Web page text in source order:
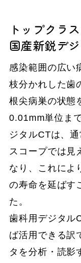
トップクラ
国産新鋭デ
感染範囲の広い
枝分かれした歯
根尖病巣の状態
0.01mm単位ま
ジタルCTは、
スコープでは見
なり、これによ
の寿命を延ばす
た。
歯科用デジタル
ば活用できる訳
タを分析・読影